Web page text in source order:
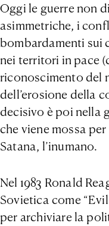
Oggi le guerre non
asimmetriche, i
bombardamenti sui
nei territori in pace
riconoscimento del
dell’erosione della
decisivo è poi nella
che viene mossa
Satana, l’inumano.
Nel 1983 Ronald
Sovietica come
per archiviare la